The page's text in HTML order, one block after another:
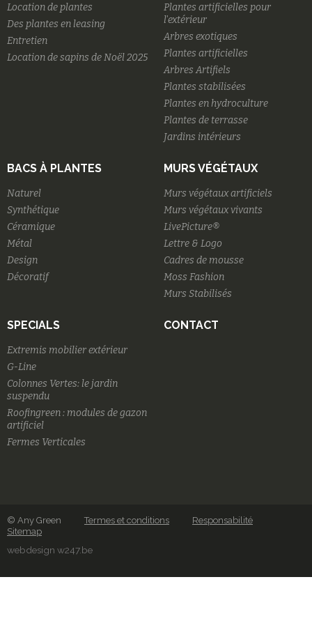
Location de plantes
Des plantes en leasing
Entretien
Location de sapins de Noël 2025
Plantes artificielles pour
l'extérieur
Arbres exotiques
Plantes artificielles
Arbres Artifiels
Plantes stabilisées
Plantes en hydroculture
Plantes de terrasse
Jardins intérieurs
BACS À PLANTES
Naturel
Synthétique
Céramique
Métal
Design
Décoratif
MURS VÉGÉTAUX
Murs végétaux artificiels
Murs végétaux vivants
LivePicture®
Lettre & Logo
Cadres de mousse
Moss Fashion
Murs Stabilisés
SPECIALS
Extremis mobilier extérieur
G-Line
Colonnes Vertes: le jardin
suspendu
Roofingreen : modules de gazon
artificiel
Fermes Verticales
CONTACT
© Any Green Termes et conditions
Responsabilité
Sitemap
webdesign w247.be